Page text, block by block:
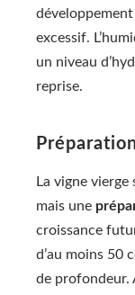
excessif.
un niveau
reprise.
La vigne vierge
mais une
croissance
d’au moins 50
de profondeur.